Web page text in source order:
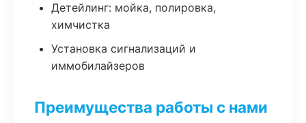
Детейлинг: мойка, полировка,
химчистка
Установка сигнализаций и
иммобилайзеров
Преимущества работы с нами